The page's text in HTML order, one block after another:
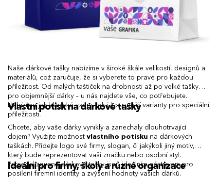
Naše dárkové tašky nabízíme v široké škále velikostí, designů a
materiálů, což zaručuje, že si vyberete to pravé pro každou
příležitost. Od malých taštiček na drobnosti až po velké tašky
pro objemnější dárky – u nás najdete vše, co potřebujete.
Nabízíme jak klasické vzory, tak i luxusnější varianty pro speciální
příležitosti.
Vlastní potisk na dárkové tašky
Chcete, aby vaše dárky vynikly a zanechaly dlouhotrvající
dojem? Využijte možnost vlastního potisku na dárkových
taškách. Přidejte logo své firmy, slogan, či jakýkoli jiný motiv,
který bude reprezentovat vaši značku nebo osobní styl.
Personalizované dárkové tašky jsou ideálním nástrojem pro
posílení firemní identity a zvýšení hodnoty vašich dárků.
Ideální pro firmy, školy a různé organizace